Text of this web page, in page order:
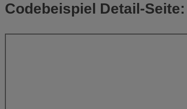
Codebeispiel Detail-Seite: